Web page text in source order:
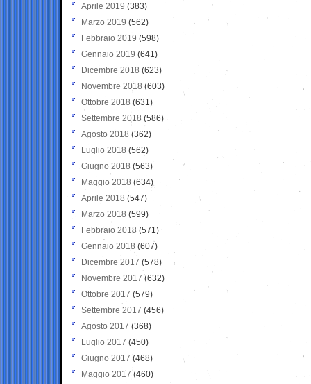
Aprile 2019 (383)
Marzo 2019 (562)
Febbraio 2019 (598)
Gennaio 2019 (641)
Dicembre 2018 (623)
Novembre 2018 (603)
Ottobre 2018 (631)
Settembre 2018 (586)
Agosto 2018 (362)
Luglio 2018 (562)
Giugno 2018 (563)
Maggio 2018 (634)
Aprile 2018 (547)
Marzo 2018 (599)
Febbraio 2018 (571)
Gennaio 2018 (607)
Dicembre 2017 (578)
Novembre 2017 (632)
Ottobre 2017 (579)
Settembre 2017 (456)
Agosto 2017 (368)
Luglio 2017 (450)
Giugno 2017 (468)
Maggio 2017 (460)